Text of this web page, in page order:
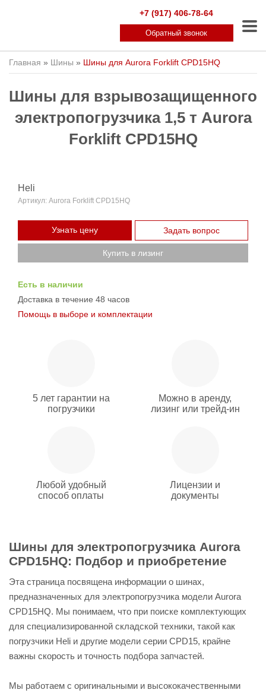
+7 (917) 406-78-64
Обратный звонок
Главная » Шины » Шины для Aurora Forklift CPD15HQ
Шины для взрывозащищенного
электропогрузчика 1,5 т Aurora
Forklift CPD15HQ
Heli
Артикул: Aurora Forklift CPD15HQ
Узнать цену Задать вопрос
Купить в лизинг
Есть в наличии
Доставка в течение 48 часов
Помощь в выборе и комплектации
5 лет гарантии на
погрузчики
Можно в аренду,
лизинг или трейд-ин
Любой удобный
способ оплаты
Лицензии и
документы
Шины для электропогрузчика Aurora
CPD15HQ: Подбор и приобретение
Эта страница посвящена информации о шинах,
предназначенных для электропогрузчика модели Aurora
CPD15HQ. Мы понимаем, что при поиске комплектующих
для специализированной складской техники, такой как
погрузчики Heli и другие модели серии CPD15, крайне
важны скорость и точность подбора запчастей.
Мы работаем с оригинальными и высококачественными